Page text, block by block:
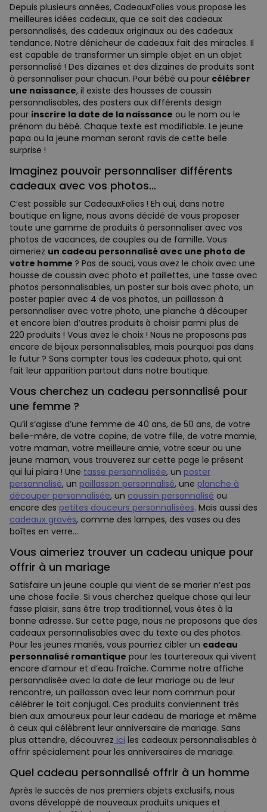
Depuis plusieurs années, CadeauxFolies vous propose les
meilleures idées cadeaux, que ce soit des cadeaux
personnalisés, des cadeaux originaux ou des cadeaux
tendance. Notre dénicheur de cadeaux fait des miracles. Il
est capable de transformer un simple objet en un objet
personnalisé ! Des dizaines et des dizaines de produits sont
à personnaliser pour chacun. Pour bébé ou pour célébrer
une naissance, il existe des housses de coussin
personnalisables, des posters aux différents design
pour inscrire la date de la naissance ou le nom ou le
prénom du bébé. Chaque texte est modifiable. Le jeune
papa ou la jeune maman seront ravis de cette belle
surprise !
Imaginez pouvoir personnaliser différents
cadeaux avec vos photos…
C’est possible sur CadeauxFolies ! Eh oui, dans notre
boutique en ligne, nous avons décidé de vous proposer
toute une gamme de produits à personnaliser avec vos
photos de vacances, de couples ou de famille. Vous
aimeriez un cadeau personnalisé avec une photo de
votre homme ? Pas de souci, vous avez le choix avec une
housse de coussin avec photo et paillettes, une tasse avec
photos personnalisables, un poster sur bois avec photo, un
poster papier avec 4 de vos photos, un paillasson à
personnaliser avec votre photo, une planche à découper
et encore bien d’autres produits à choisir parmi plus de
220 produits ! Vous avez le choix ! Nous ne proposons pas
encore de bijoux personnalisables, mais pourquoi pas dans
le futur ? Sans compter tous les cadeaux photo, qui ont
fait leur apparition partout dans notre boutique.
Vous cherchez un cadeau personnalisé pour
une femme ?
Qu’il s’agisse d’une femme de 40 ans, de 50 ans, de votre
belle-mère, de votre copine, de votre fille, de votre mamie,
votre maman, votre meilleure amie, votre sœur ou une
jeune maman, vous trouverez sur cette page le présent
qui lui plaira ! Une tasse personnalisée, un poster
personnalisé, un paillasson personnalisé, une planche à
découper personnalisée, un coussin personnalisé ou
encore des petites douceurs personnalisées. Mais aussi des
cadeaux gravés, comme des lampes, des vases ou des
boîtes en verre…
Vous aimeriez trouver un cadeau unique pour
offrir à un mariage
Satisfaire un jeune couple qui vient de se marier n’est pas
une chose facile. Si vous cherchez quelque chose qui leur
fasse plaisir, sans être trop traditionnel, vous êtes à la
bonne adresse. Sur cette page, nous ne proposons que des
cadeaux personnalisables avec du texte ou des photos.
Pour les jeunes mariés, vous pourriez cibler un cadeau
personnalisé romantique pour les tourtereaux qui vivent
encore d’amour et d’eau fraîche. Comme notre affiche
personnalisée avec la date de leur mariage ou de leur
rencontre, un paillasson avec leur nom commun pour
célébrer le toit conjugal. Ces produits conviennent très
bien aux amoureux pour leur cadeau de mariage et même
à ceux qui célèbrent leur anniversaire de mariage. Sans
plus attendre, découvrez ici les cadeaux personnalisables à
offrir spécialement pour les anniversaires de mariage.
Quel cadeau personnalisé offrir à un homme
Après le succès de nos premiers objets exclusifs, nous
avons développé de nouveaux produits uniques et